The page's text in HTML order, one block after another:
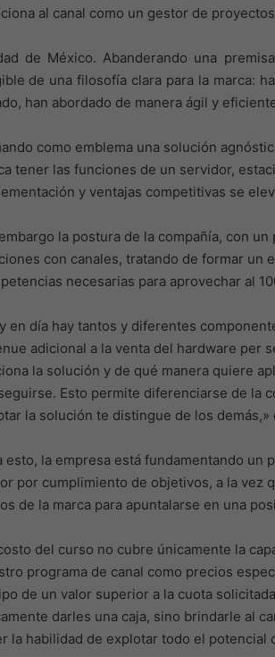
al canal como un gestor de
de México. Abanderando una
de una filosofía clara para la marca:
han abordado de manera ágil y
como emblema una solución
tener las funciones de un servidor,
y ventajas competitivas se
la postura de la compañía, con
con canales, tratando de formar un
necesarias para aprovechar al
en día hay tantos y diferentes
adicional a la venta del hardware per
la solución y de qué manera quiere
Esto permite diferenciarse de la
la solución te distingue de los
esto, la empresa está fundamentando
por cumplimiento de objetivos, a la vez
de la marca para apuntalarse en una
del curso no cubre únicamente la
programa de canal como precios
de un valor superior a la cuota
darles una caja, sino brindarle al
la habilidad de explotar todo el potencial